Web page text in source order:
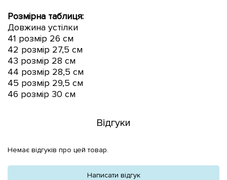
Розмірна таблиця:
Довжина устілки
41 розмір 26 см
42 розмір 27,5 см
43 розмір 28 см
44 розмір 28,5 см
45 розмір 29,5 см
46 розмір 30 см
Відгуки
Немає відгуків про цей товар.
Написати відгук